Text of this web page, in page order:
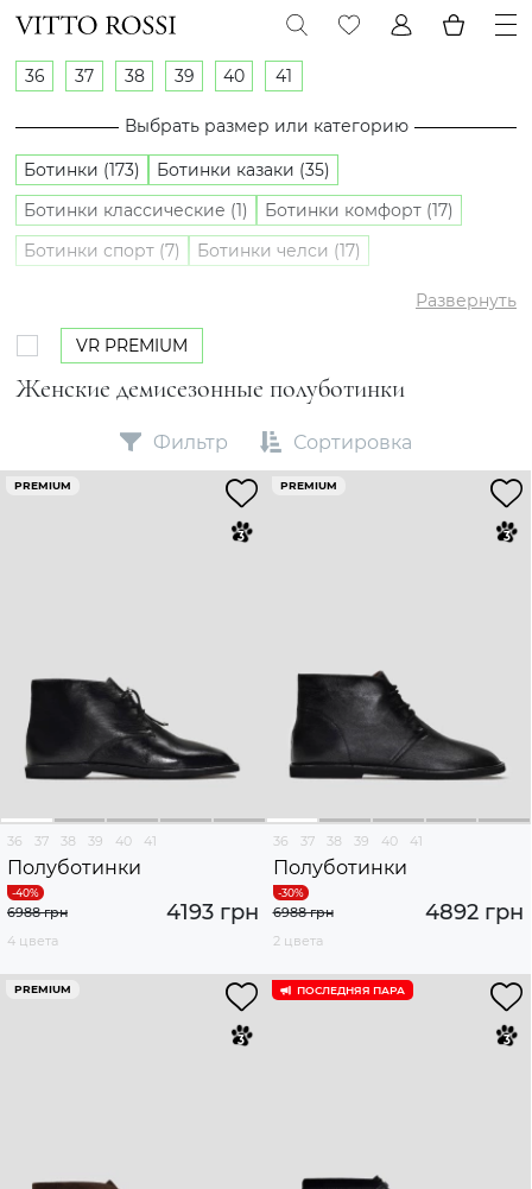
Женские демисезонные полуботинки
36 37 38 39 40 41
Выбрать размер или категорию
Ботинки (173)
Ботинки казаки (35)
Ботинки классические (1)
Ботинки комфорт (17)
Ботинки спорт (7)
Ботинки челси (17)
Развернуть
VR PREMIUM
Фильтр Сортировка
PREMIUM
36 37 38 39 40 41
Полуботинки
4193 грн
6988 грн
4 цвета
PREMIUM
36 37 38 39 40 41
Полуботинки
4892 грн
6988 грн
2 цвета
PREMIUM ПОСЛЕДНЯЯ ПАРА